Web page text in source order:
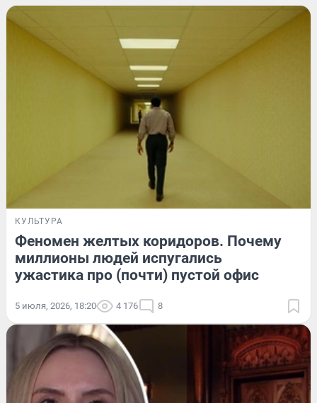
КУЛЬТУРА
Феномен желтых коридоров. Почему
миллионы людей испугались
ужастика про (почти) пустой офис
5 июля, 2026, 18:20 4 176 8